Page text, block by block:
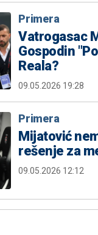
Primera
Vatrogasac
Gospodin
Reala?
09.05.2026 19:28
Primera
Mijatović
rešenje za
09.05.2026 12:12